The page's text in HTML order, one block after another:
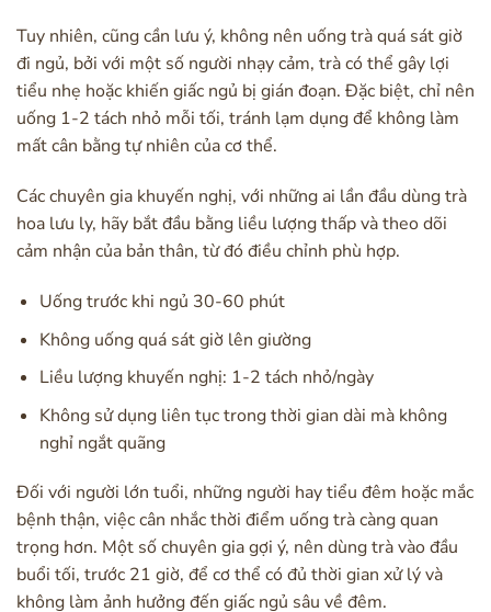
Tuy nhiên, cũng cần lưu ý, không nên uống trà quá sát giờ
đi ngủ, bởi với một số người nhạy cảm, trà có thể gây lợi
tiểu nhẹ hoặc khiến giấc ngủ bị gián đoạn. Đặc biệt, chỉ nên
uống 1-2 tách nhỏ mỗi tối, tránh lạm dụng để không làm
mất cân bằng tự nhiên của cơ thể.
Các chuyên gia khuyến nghị, với những ai lần đầu dùng trà
hoa lưu ly, hãy bắt đầu bằng liều lượng thấp và theo dõi
cảm nhận của bản thân, từ đó điều chỉnh phù hợp.
Uống trước khi ngủ 30-60 phút
Không uống quá sát giờ lên giường
Liều lượng khuyến nghị: 1-2 tách nhỏ/ngày
Không sử dụng liên tục trong thời gian dài mà không
nghỉ ngắt quãng
Đối với người lớn tuổi, những người hay tiểu đêm hoặc mắc
bệnh thận, việc cân nhắc thời điểm uống trà càng quan
trọng hơn. Một số chuyên gia gợi ý, nên dùng trà vào đầu
buổi tối, trước 21 giờ, để cơ thể có đủ thời gian xử lý và
không làm ảnh hưởng đến giấc ngủ sâu về đêm.